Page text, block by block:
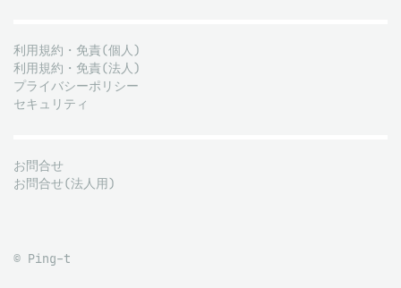
利用規約・免責(個人)
利用規約・免責(法人)
プライバシーポリシー
セキュリティ
お問合せ
お問合せ(法人用)
© Ping-t